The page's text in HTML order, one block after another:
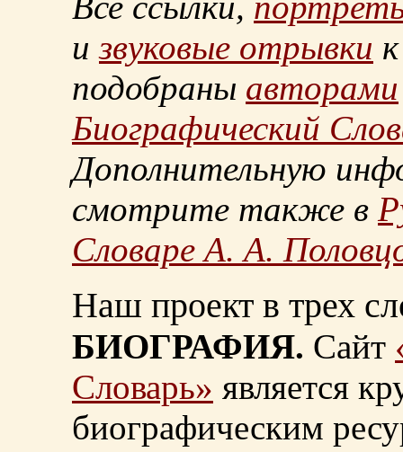
извуковые отрывки
подобраны авторами
Биографический
Дополнительную
смотрите также в
Словаре А. А.
Наш проект в трех
БИОГРАФИЯ. Сайт
Словарь» является
биографическим